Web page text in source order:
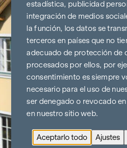
estadística, publicidad
integración de medios
la función, los datos se
terceros en países que no
adecuado de protección de
procesados por ellos, por
consentimiento es siempre
necesario para el uso de
ser denegado o revocado
en nuestro sitio web.
Aceptarlo todo Ajustes